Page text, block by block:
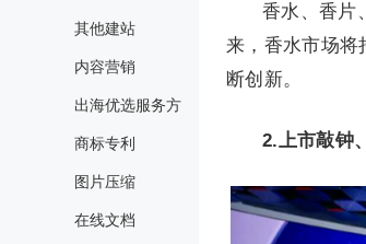
其他建站
内容营销
出海优选服务方
商标专利
图片压缩
在线文档
香水、香片
来，香水市场将
断创新。
2.上市敲钟